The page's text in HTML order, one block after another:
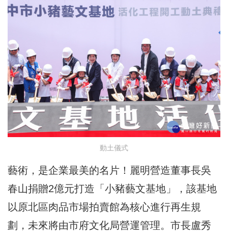
動土儀式
藝術，是企業最美的名片！麗明營造董事長吳
春山捐贈2億元打造「小豬藝文基地」，該基地
以原北區肉品市場拍賣館為核心進行再生規
劃，未來將由市府文化局營運管理。市長盧秀